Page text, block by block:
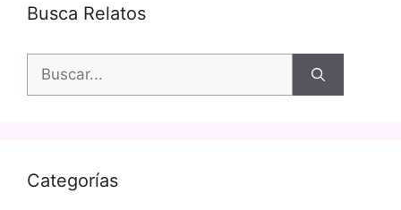
Busca Relatos
Buscar:
Categorías